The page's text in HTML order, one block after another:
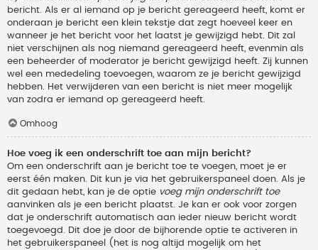
bericht. Als er al iemand op je bericht gereageerd heeft, komt er
onderaan je bericht een klein tekstje dat zegt hoeveel keer en
wanneer je het bericht voor het laatst je gewijzigd hebt. Dit zal
niet verschijnen als nog niemand gereageerd heeft, evenmin als
een beheerder of moderator je bericht gewijzigd heeft. Zij kunnen
wel een mededeling toevoegen, waarom ze je bericht gewijzigd
hebben. Het verwijderen van een bericht is niet meer mogelijk
van zodra er iemand op gereageerd heeft.
Omhoog
Hoe voeg ik een onderschrift toe aan mijn bericht?
Om een onderschrift aan je bericht toe te voegen, moet je er
eerst één maken. Dit kun je via het gebruikerspaneel doen. Als je
dit gedaan hebt, kan je de optie voeg mijn onderschrift toe
aanvinken als je een bericht plaatst. Je kan er ook voor zorgen
dat je onderschrift automatisch aan ieder nieuw bericht wordt
toegevoegd. Dit doe je door de bijhorende optie te activeren in
het gebruikerspaneel (het is nog altijd mogelijk om het